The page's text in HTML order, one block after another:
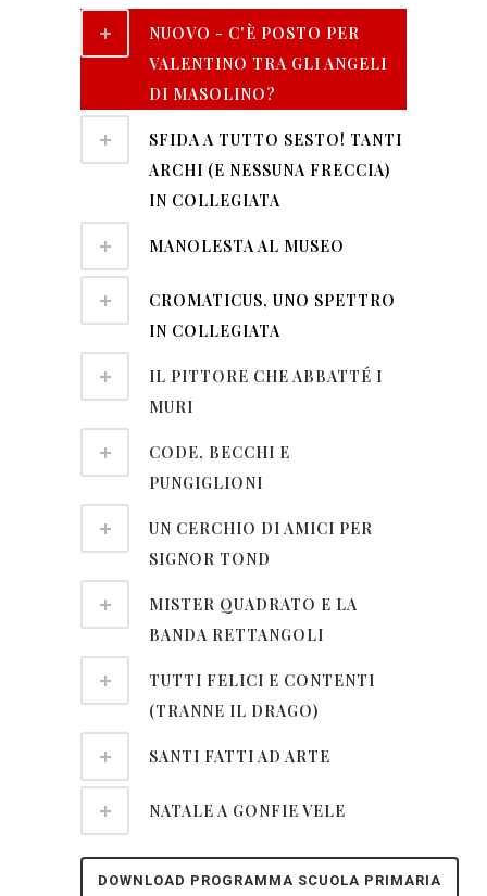
NUOVO - C'È POSTO PER
VALENTINO TRA GLI ANGELI
DI MASOLINO?
SFIDA A TUTTO SESTO! TANTI
ARCHI (E NESSUNA FRECCIA)
IN COLLEGIATA
MANOLESTA AL MUSEO
CROMATICUS, UNO SPETTRO
IN COLLEGIATA
IL PITTORE CHE ABBATTÉ I
MURI
CODE, BECCHI E
PUNGIGLIONI
UN CERCHIO DI AMICI PER
SIGNOR TOND
MISTER QUADRATO E LA
BANDA RETTANGOLI
TUTTI FELICI E CONTENTI
(TRANNE IL DRAGO)
SANTI FATTI AD ARTE
NATALE A GONFIE VELE
DOWNLOAD PROGRAMMA SCUOLA PRIMARIA